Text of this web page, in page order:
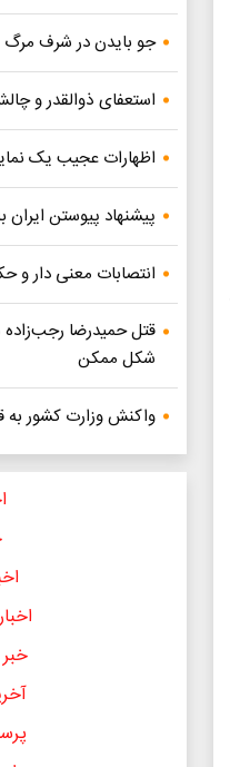
جو بایدن در شرف
استعفای ذوالقدر و
اظهارات عجیب یک
پیشنهاد پیوستن ایران
انتصابات معنی دار و
قتل حمیدرضا
شکل ممکن
واکنش وزارت کشور به